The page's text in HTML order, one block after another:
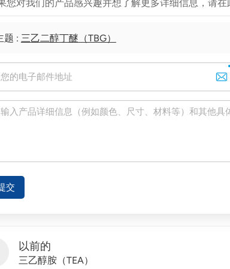
您对我们的产品感兴趣并想了解更多详细信息，请在
题 : 三乙二醇丁醚（TBG）
交
以前的
三乙醇胺（TEA）